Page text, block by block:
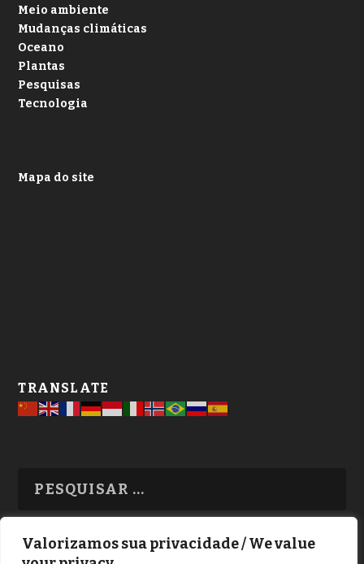
Valorizamos sua privacidade / We value
Meio ambiente
Mudanças climáticas
Oceano
Plantas
Pesquisas
Tecnologia
Mapa do site
TRANSLATE